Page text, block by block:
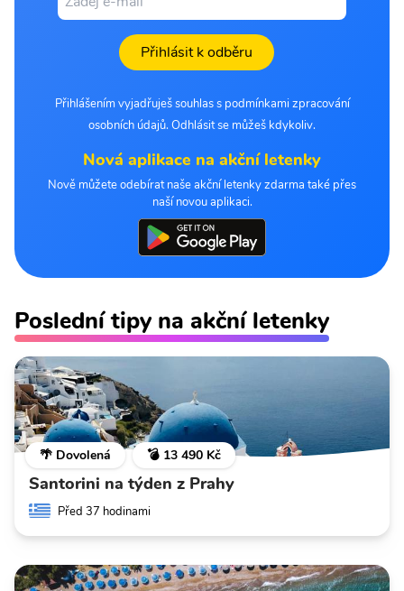
Přihlásit k odběru
Přihlášením vyjadřuješ souhlas s podmínkami zpracování
osobních údajů. Odhlásit se můžeš kdykoliv.
Nová aplikace na akční letenky
Nově můžete odebírat naše akční letenky zdarma také přes
naší novou aplikaci.
Poslední tipy na akční letenky
🌴 Dovolená 💣 13 490 Kč
Santorini na týden z Prahy
Před 37 hodinami